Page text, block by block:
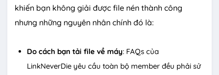
khiến bạn không giải được file nén thành công
nhưng những nguyên nhân chính đó là:
Do cách bạn tải file về máy: FAQs của
LinkNeverDie yêu cầu toàn bộ member đều phải sử